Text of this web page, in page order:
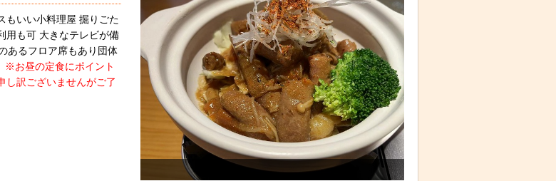
もいい小料理屋 掘りごた
用も可 大きなテレビが備
あるフロア席もあり団体
※お昼の定食にポイント
し訳ございませんがご了